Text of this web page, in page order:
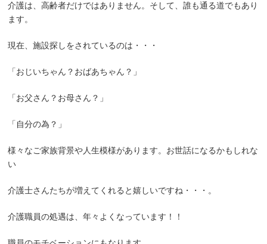
介護は、高齢者だけではありません。そして、誰も通る道でもあり
ます。
現在、施設探しをされているのは・・・
「おじいちゃん？おばあちゃん？」
「お父さん？お母さん？」
「自分の為？」
様々なご家族背景や人生模様があります。お世話になるかもしれな
い
介護士さんたちが増えてくれると嬉しいですね・・・。
介護職員の処遇は、年々よくなっています！！